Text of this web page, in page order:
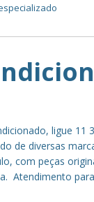
ligue 11
de diversas
com peças
Atendimento